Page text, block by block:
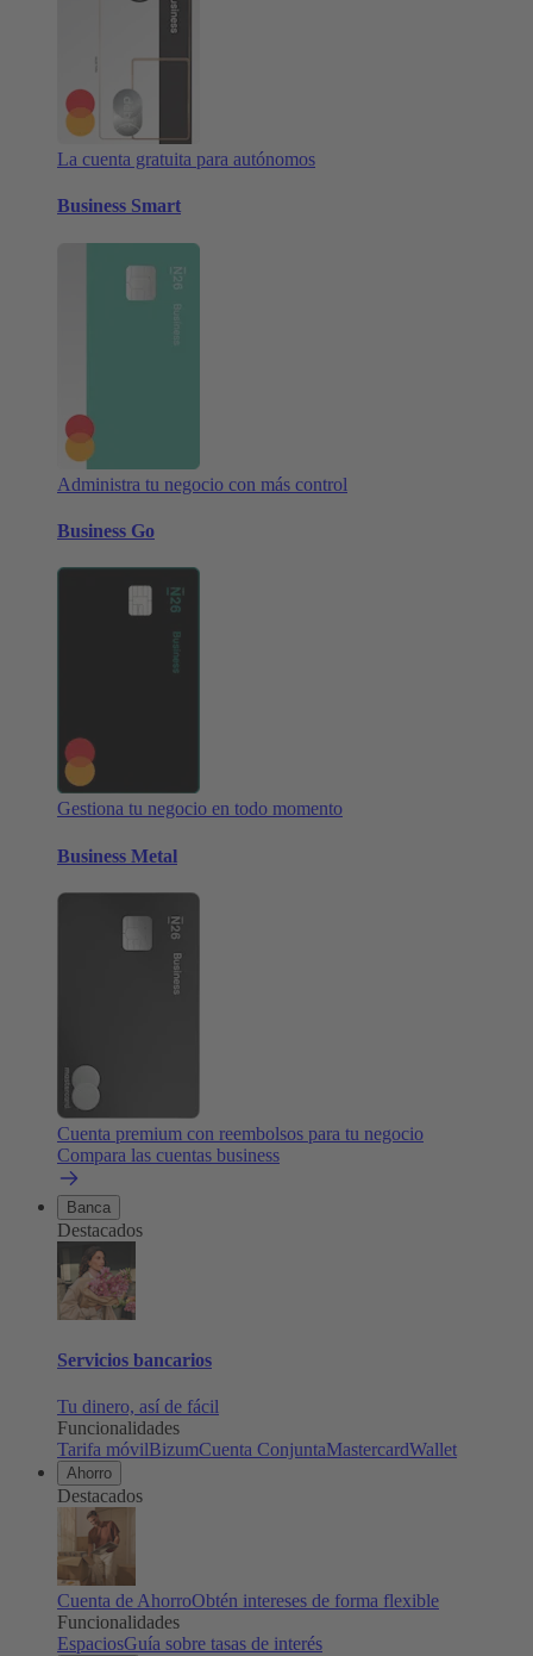
La cuenta gratuita para autónomos
Business Smart
Administra tu negocio con más control
Business Go
Gestiona tu negocio en todo momento
Business Metal
Cuenta premium con reembolsos para tu negocio
Compara las cuentas business
Banca
Destacados
Servicios bancarios
Tu dinero, así de fácil
Funcionalidades
Tarifa móvilBizumCuenta ConjuntaMastercardWallet
Ahorro
Destacados
Cuenta de AhorroObtén intereses de forma flexible
Funcionalidades
EspaciosGuía sobre tasas de interés